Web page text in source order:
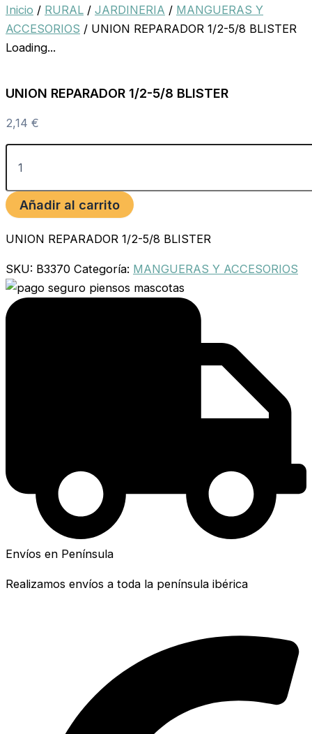
Inicio / RURAL / JARDINERIA / MANGUERAS Y
ACCESORIOS / UNION REPARADOR 1/2-5/8 BLISTER
Loading...
UNION REPARADOR 1/2-5/8 BLISTER
2,14 €
Añadir al carrito
UNION REPARADOR 1/2-5/8 BLISTER
SKU: B3370 Categoría: MANGUERAS Y ACCESORIOS
Envíos en Península
Realizamos envíos a toda la península ibérica